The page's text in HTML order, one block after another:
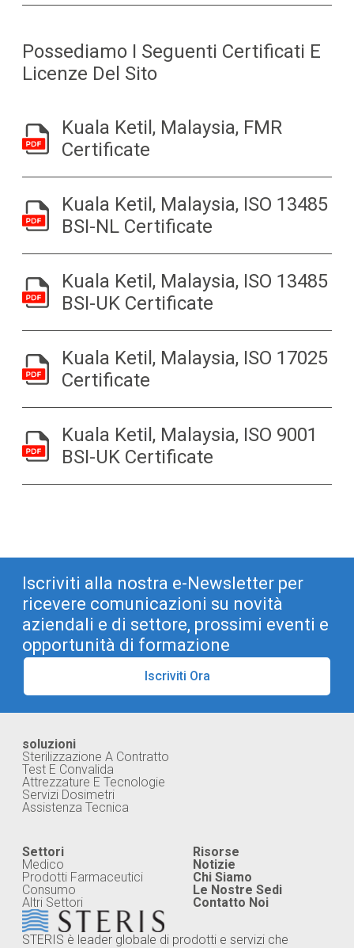
Possediamo I Seguenti Certificati E
Licenze Del Sito
Kuala Ketil, Malaysia, FMR
Certificate
Kuala Ketil, Malaysia, ISO 13485
BSI-NL Certificate
Kuala Ketil, Malaysia, ISO 13485
BSI-UK Certificate
Kuala Ketil, Malaysia, ISO 17025
Certificate
Kuala Ketil, Malaysia, ISO 9001
BSI-UK Certificate
Iscriviti alla nostra e-Newsletter per
ricevere comunicazioni su novità
aziendali e di settore, prossimi eventi e
opportunità di formazione
Iscriviti Ora
STERIS è leader globale di prodotti e servizi che
soluzioni
Sterilizzazione A Contratto
Test E Convalida
Attrezzature E Tecnologie
Servizi Dosimetri
Assistenza Tecnica
Settori
Medico
Prodotti Farmaceutici
Consumo
Altri Settori
Risorse
Notizie
Chi Siamo
Le Nostre Sedi
Contatto Noi